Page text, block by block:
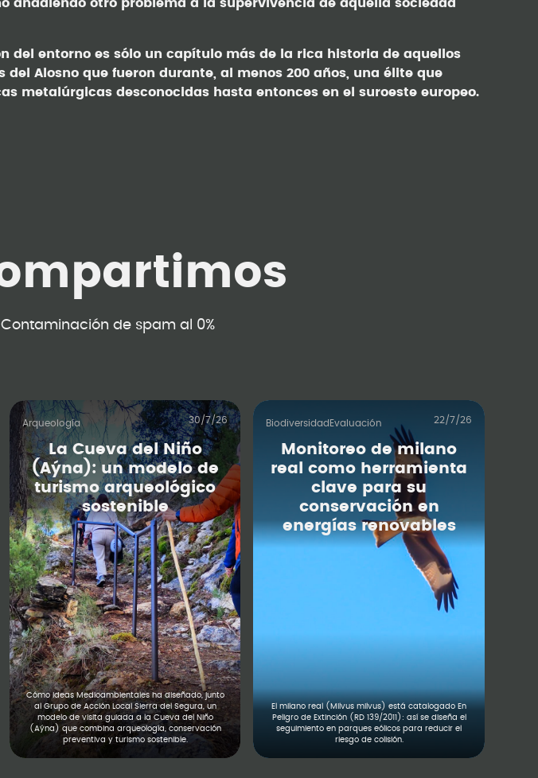
añadiendo otro problema a la supervivencia de aquella sociedad
del entorno es sólo un capítulo más de la rica historia de aquellos
del Alosno que fueron durante, al menos 200 años, una élite que
metalúrgicas desconocidas hasta entonces en el suroeste europeo.
de spam al 0%
Arqueología 30/7/26
La Cueva del Niño
(Aýna): un modelo de
turismo arqueológico
sostenible
Cómo Ideas Medioambientales ha diseñado, junto
al Grupo de Acción Local Sierra del Segura, un
modelo de visita guiada a la Cueva del Niño
(Aýna) que combina arqueología, conservación
preventiva y turismo sostenible.
Biodiversidad Evaluación 22/7/26
Monitoreo de milano
real como herramienta
clave para su
conservación en
energías renovables
El milano real (Milvus milvus) está catalogado En
Peligro de Extinción (RD 139/2011): así se diseña el
seguimiento en parques eólicos para reducir el
riesgo de colisión.